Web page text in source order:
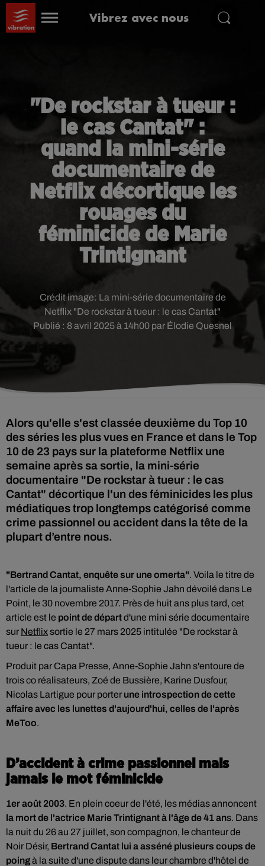
Vibrez avec nous
"De rockstar à tueur :
le cas Cantat" :
quand la mini-série
documentaire de
Netflix décortique les
rouages du
féminicide de Marie
Trintignant
Publié : 8 avril 2025 à 14h00 par Élodie Quesnel
Crédit image: La mini-série documentaire de
Netflix "De rockstar à tueur : le cas Cantat"
Alors qu'elle s'est classée deuxième du Top 10
des séries les plus vues en France et dans le Top
10 de 23 pays sur la plateforme Netflix une
semaine après sa sortie, la mini-série
documentaire "De rockstar à tueur : le cas
Cantat" décortique l'un des féminicides les plus
médiatiques trop longtemps catégorisé comme
crime passionnel ou accident dans la tête de la
plupart d’entre nous.
"Bertrand Cantat, enquête sur une omerta". Voila le titre de
l'article de la journaliste Anne-Sophie Jahn dévoilé dans Le
Point, le 30 novembre 2017. Près de huit ans plus tard, cet
article est le point de départd'une mini série documentaire
sur Netflixsortie le 27 mars 2025 intitulée "De rockstar à
tueur : le cas Cantat".
Produit par Capa Presse, Anne-Sophie Jahn s'entoure de
trois co réalisateurs, Zoé de Bussière, Karine Dusfour,
Nicolas Lartigue pour porter une introspection de cette
affaire avec les lunettes d'aujourd'hui, celles de l'après
MeToo.
D’accident à crime passionnel mais
jamais le mot féminicide
1er août 2003. En plein coeur de l'été, les médias annoncent
la mort de l'actrice Marie Trintignant à l'âge de 41 ans. Dans
la nuit du 26 au 27 juillet, son compagnon, le chanteur de
Noir Désir, Bertrand Cantat lui a asséné plusieurs coups de
poingà la suite d'une dispute dans leur chambre d'hôtel de